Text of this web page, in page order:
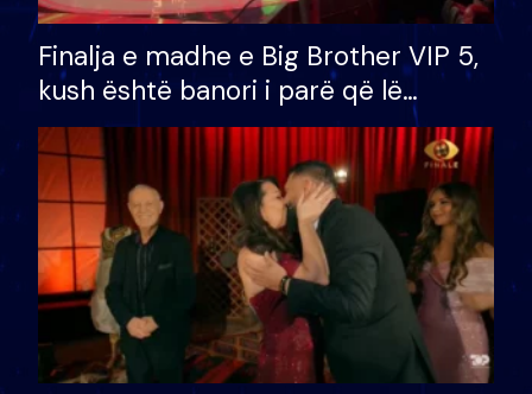
Finalja e madhe e Big Brother VIP 5,
kush është banori i parë që lë
shtëpinë dhe humb mundësinë për
të fituar çmimin e madh